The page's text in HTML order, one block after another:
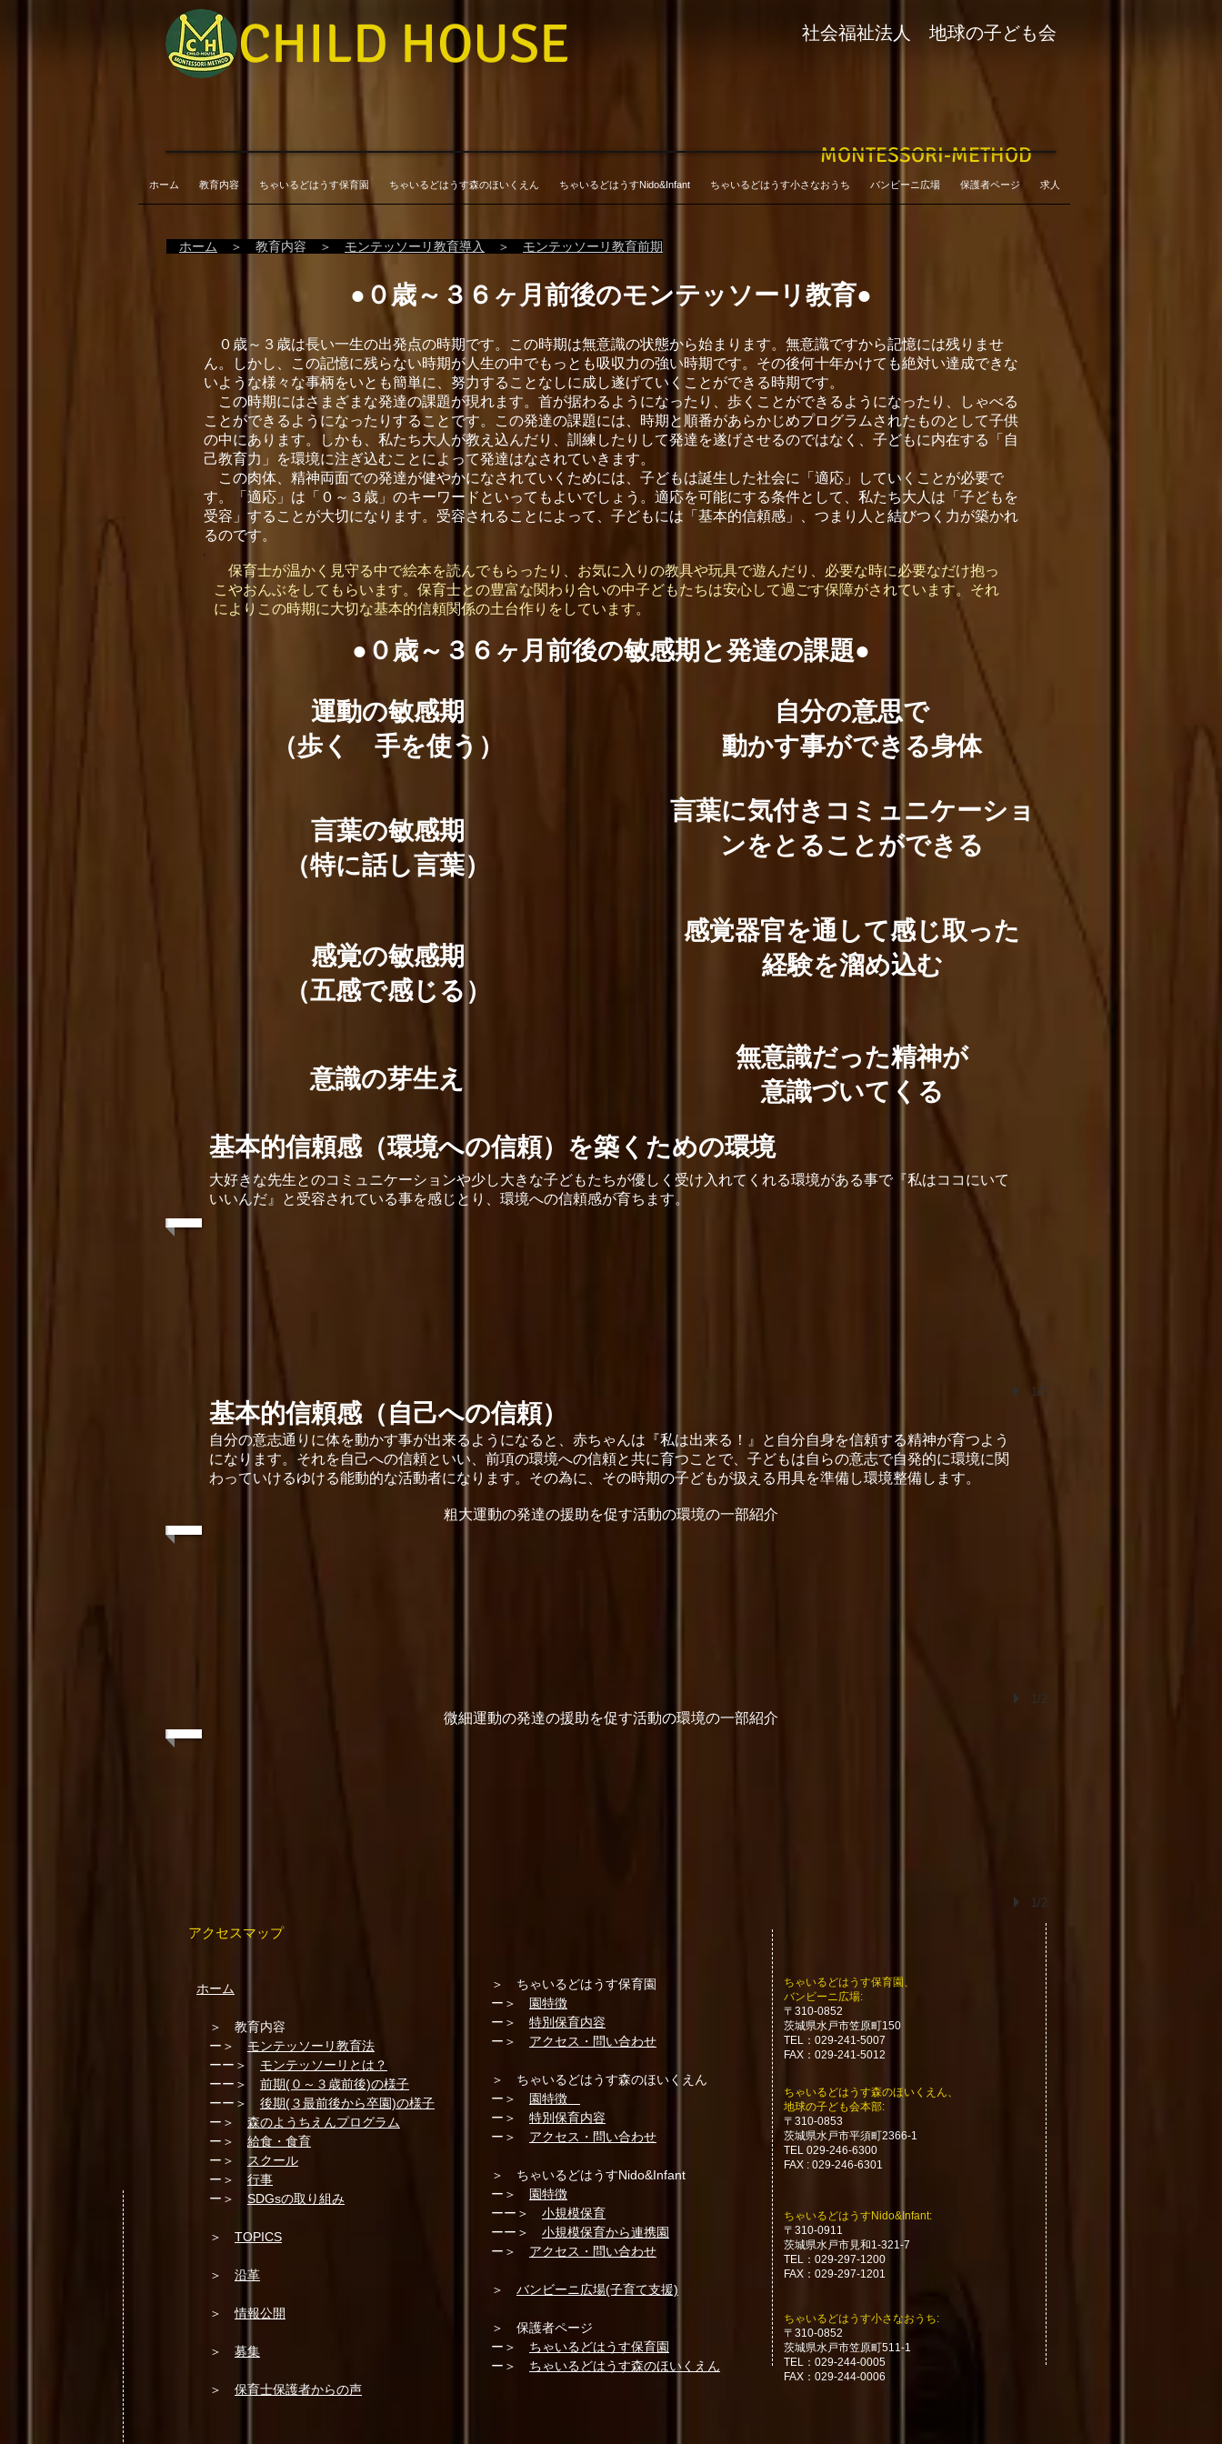
CHILD HOUSE 社会福祉法人 地球の子ども会
MONTESSORI-METHOD
ホーム ＞ 教育内容 ＞ モンテッソーリ教育導入 ＞ モンテッソーリ教育前期
●０歳～３６ヶ月前後のモンテッソーリ教育●
０歳～３歳は長い一生の出発点の時期です。この時期は無意識の状態から始まります。無意識ですから記憶には残りませ
ん。しかし、この記憶に残らない時期が人生の中でもっとも吸収力の強い時期です。その後何十年かけても絶対い達成できな
いような様々な事柄をいとも簡単に、努力することなしに成し遂げていくことができる時期です。
この時期にはさまざまな発達の課題が現れます。首が据わるようになったり、歩くことができるようになったり、しゃべる
ことができるようになったりすることです。この発達の課題には、時期と順番があらかじめプログラムされたものとして子供
の中にあります。しかも、私たち大人が教え込んだり、訓練したりして発達を遂げさせるのではなく、子どもに内在する「自
己教育力」を環境に注ぎ込むことによって発達はなされていきます。
この肉体、精神両面での発達が健やかになされていくためには、子どもは誕生した社会に「適応」していくことが必要で
す。「適応」は「０～３歳」のキーワードといってもよいでしょう。適応を可能にする条件として、私たち大人は「子どもを
受容」することが大切になります。受容されることによって、子どもには「基本的信頼感」、つまり人と結びつく力が築かれ
るのです。
保育士が温かく見守る中で絵本を読んでもらったり、お気に入りの教具や玩具で遊んだり、必要な時に必要なだけ抱っ
こやおんぶをしてもらいます。保育士との豊富な関わり合いの中子どもたちは安心して過ごす保障がされています。それ
によりこの時期に大切な基本的信頼関係の土台作りをしています。
●０歳～３６ヶ月前後の敏感期と発達の課題●
運動の敏感期
（歩く 手を使う）
自分の意思で
動かす事ができる身体
言葉の敏感期
（特に話し言葉）
言葉に気付きコミュニケーショ
ンをとることができる
感覚の敏感期
（五感で感じる）
感覚器官を通して感じ取った
経験を溜め込む
意識の芽生え
無意識だった精神が
意識づいてくる
基本的信頼感（環境への信頼）を築くための環境
大好きな先生とのコミュニケーションや少し大きな子どもたちが優しく受け入れてくれる環境がある事で『私はココにいて
いいんだ』と受容されている事を感じとり、環境への信頼感が育ちます。
1/1
基本的信頼感（自己への信頼）
自分の意志通りに体を動かす事が出来るようになると、赤ちゃんは『私は出来る！』と自分自身を信頼する精神が育つよう
になります。それを自己への信頼といい、前項の環境への信頼と共に育つことで、子どもは自らの意志で自発的に環境に関
わっていけるゆける能動的な活動者になります。その為に、その時期の子どもが扱える用具を準備し環境整備します。
粗大運動の発達の援助を促す活動の環境の一部紹介
1/2
微細運動の発達の援助を促す活動の環境の一部紹介
1/2
ホーム 教育内容 ちゃいるどはうす保育園 ちゃいるどはうす森のほいくえん ちゃいるどはうすNido&Infant ちゃいるどはうす小さなおうち バンビーニ広場 保護者ページ 求人
​ちゃいるどはうす森のほいくえん、
地球の子ども会本部:
〒310-0853
茨城県水戸市平須町2366-1
TEL 029-246-6300
FAX : 029-246-6301
​ちゃいるどはうす保育園、
バンビーニ広場:
〒310-0852
茨城県水戸市笠原町150
TEL：029-241-5007
FAX：029-241-5012
​ちゃいるどはうすNido&Infant:
〒310-0911
茨城県水戸市見和1-321-7
TEL：029-297-1200
FAX：029-297-1201
ホーム
＞ 教育内容
ー＞ モンテッソーリ教育法
ーー＞ モンテッソーリとは？
ーー＞ 前期(０～３歳前後)の様子
ーー＞ 後期(３最前後から卒園)の様子
ー＞ 森のようちえんプログラム
ー＞ 給食・食育
ー＞
スクール
ー＞ 行事
ー＞ SDGsの取り組み
＞ TOPICS
＞ 沿革
＞情報公開
＞ 募集
＞ 保育士保護者からの声
＞ ちゃいるどはうす保育園
ー＞ 園特徴
ー＞ 特別保育内容
ー＞ アクセス・問い合わせ
＞ ちゃいるどはうす森のほいくえん
ー＞ 園特徴
ー＞ 特別保育内容
ー＞ アクセス・問い合わせ
＞ ちゃいるどはうすNido&Infant
ー＞ 園特徴
ーー＞ 小規模保育
ーー＞ 小規模保育から連携園
ー＞ アクセス・問い合わせ
＞ バンビーニ広場(子育て支援)
＞ 保護者ページ
ー＞ ちゃいるどはうす保育園
ー＞ ちゃいるどはうす森のほいくえん
​ アクセスマップ
​ちゃいるどはうす小さなおうち:
〒310-0852
茨城県水戸市笠原町511-1
TEL：029-244-0005
FAX：029-244-0006